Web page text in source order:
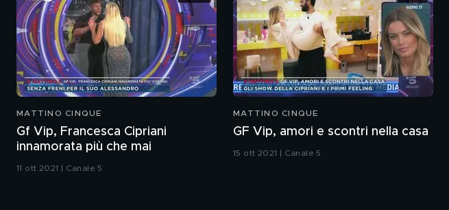
MATTINO CINQUE
Gf Vip, Francesca Cipriani
innamorata più che mai
11 ott 2021 | Canale 5
MATTINO CINQUE
GF Vip, amori e scontri nella casa
15 ott 2021 | Canale 5